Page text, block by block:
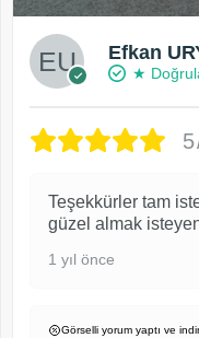
Efkan
★
Teşekkürler tam
güzel almak
1 yıl önce
Görselli yorum yaptı ve